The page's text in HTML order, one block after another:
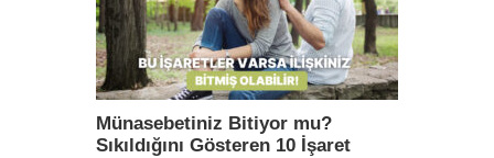
Münasebetiniz Bitiyor mu?
Sıkıldığını Gösteren 10 İşaret